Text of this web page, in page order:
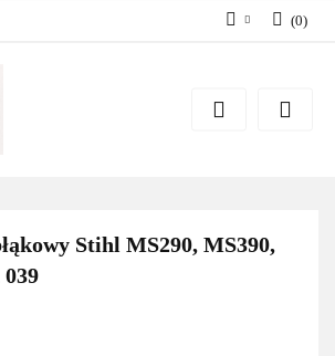
Zarejestruj się
(0)
Stihl MS290, MS390,
039